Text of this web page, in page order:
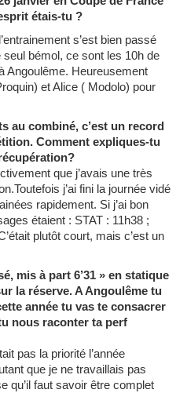
étais-tu ?
s’est bien passé
seul bémol, ce sont les 10h de
Angoulême. Heureusement
et Alice ( Modolo) pour
au combiné, c’est un record
Comment expliques-tu
que j’avais une très
j’ai fini la journée vidé
rapidement. Si j’ai bon
étaient : STAT : 11h38 ;
plutôt court, mais c’est un
mis à part 6’31 » en statique
la réserve. A Angoulême tu
année tu vas te consacrer
nous raconter ta perf
pas la priorité l’année
que je ne travaillais pas
qu’il faut savoir être complet